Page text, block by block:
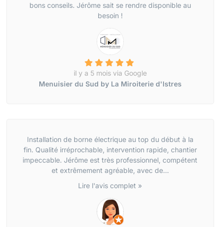
bons conseils. Jérôme sait se rendre disponible au
besoin !
il y a 5 mois via Google
Menuisier du Sud by La Miroiterie d'Istres
Installation de borne électrique au top du début à la
fin. Qualité irréprochable, intervention rapide, chantier
impeccable. Jérôme est très professionnel, compétent
et extrêmement agréable, avec de...
Lire l'avis complet »